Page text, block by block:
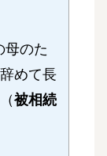
のた
めて長
被相続